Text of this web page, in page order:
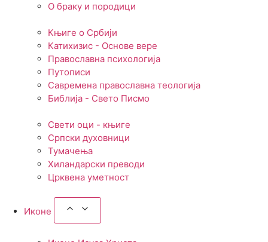
О браку и породици
Књиге о Србији
Катихизис - Основе вере
Православна психологија
Путописи
Савремена православна теологија
Библија - Свето Писмо
Свети оци - књиге
Српски духовници
Тумачења
Хиландарски преводи
Црквена уметност
Иконе